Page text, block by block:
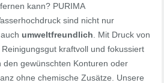
kann? PURIMA
sind nicht nur
umweltfreundlich . Mit Druck von
kraftvoll und fokussiert
den gewünschten Konturen oder
ohne chemische Zusätze. Unsere